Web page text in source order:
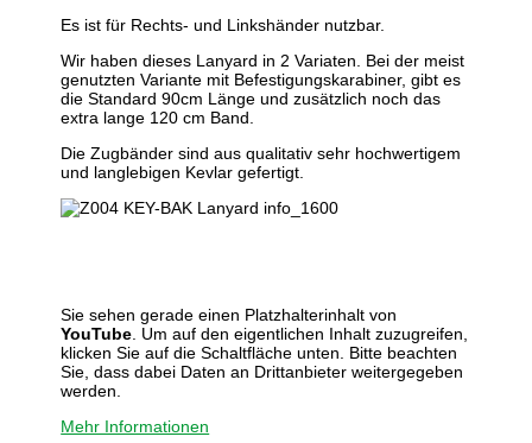
Es ist für Rechts- und Linkshänder nutzbar.
Wir haben dieses Lanyard in 2 Variaten. Bei der meist
genutzten Variante mit Befestigungskarabiner, gibt es
die Standard 90cm Länge und zusätzlich noch das
extra lange 120 cm Band.
Die Zugbänder sind aus qualitativ sehr hochwertigem
und langlebigen Kevlar gefertigt.
Sie sehen gerade einen Platzhalterinhalt von
YouTube . Um auf den eigentlichen Inhalt zuzugreifen,
klicken Sie auf die Schaltfläche unten. Bitte beachten
Sie, dass dabei Daten an Drittanbieter weitergegeben
werden.
Mehr Informationen